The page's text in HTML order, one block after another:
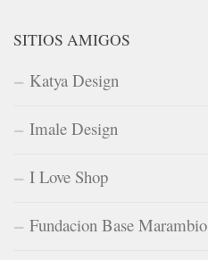
SITIOS AMIGOS
Katya Design
Imale Design
I Love Shop
Fundacion Base Marambio